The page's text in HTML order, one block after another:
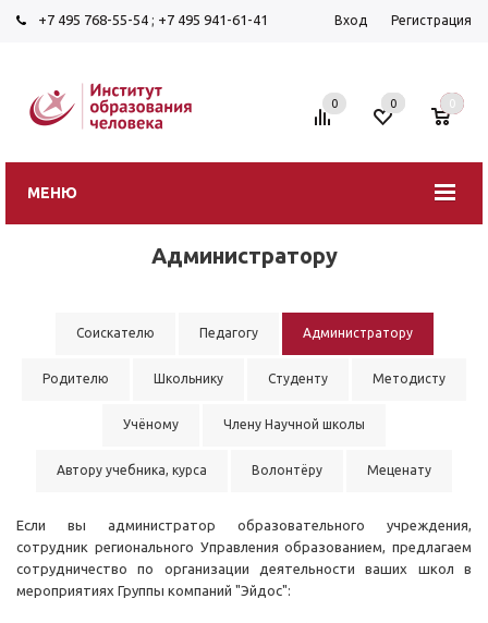
+7 495 768-55-54 ; +7 495 941-61-41 Вход Регистрация
МЕНЮ
0 0 0
Администратору
Соискателю Педагогу Администратору
Родителю Школьнику Студенту Методисту
Учёному Члену Научной школы
Автору учебника, курса Волонтёру Меценату
Если вы администратор образовательного учреждения,
сотрудник регионального Управления образованием, предлагаем
сотрудничество по организации деятельности ваших школ в
мероприятиях Группы компаний "Эйдос":